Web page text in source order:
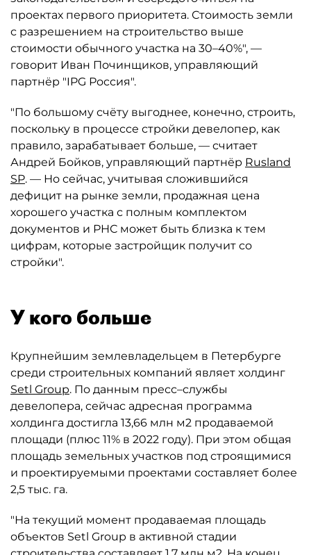
проектах первого приоритета. Стоимость земли
с разрешением на строительство выше
стоимости обычного участка на 30–40%", —
говорит Иван Починщиков, управляющий
партнёр "IPG Россия".
"По большому счёту выгоднее, конечно, строить,
поскольку в процессе стройки девелопер, как
правило, зарабатывает больше, — считает
Андрей Бойков, управляющий партнёр Rusland
SP. — Но сейчас, учитывая сложившийся
дефицит на рынке земли, продажная цена
хорошего участка с полным комплектом
документов и РНС может быть близка к тем
цифрам, которые застройщик получит со
стройки".
У кого больше
Крупнейшим землевладельцем в Петербурге
среди строительных компаний являет холдинг
Setl Group. По данным пресс–службы
девелопера, сейчас адресная программа
холдинга достигла 13,66 млн м2 продаваемой
площади (плюс 11% в 2022 году). При этом общая
площадь земельных участков под строящимися
и проектируемыми проектами составляет более
2,5 тыс. га.
"На текущий момент продаваемая площадь
объектов Setl Group в активной стадии